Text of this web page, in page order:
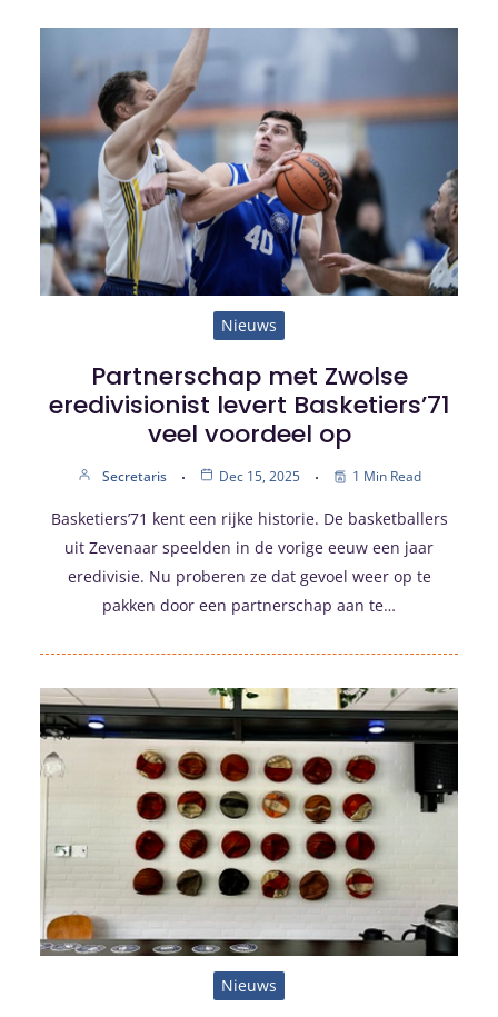
Nieuws
Partnerschap met Zwolse
eredivisionist levert Basketiers’71
veel voordeel op
Secretaris Dec 15, 2025 1 Min Read
Basketiers’71 kent een rijke historie. De basketballers
uit Zevenaar speelden in de vorige eeuw een jaar
eredivisie. Nu proberen ze dat gevoel weer op te
pakken door een partnerschap aan te…
Nieuws